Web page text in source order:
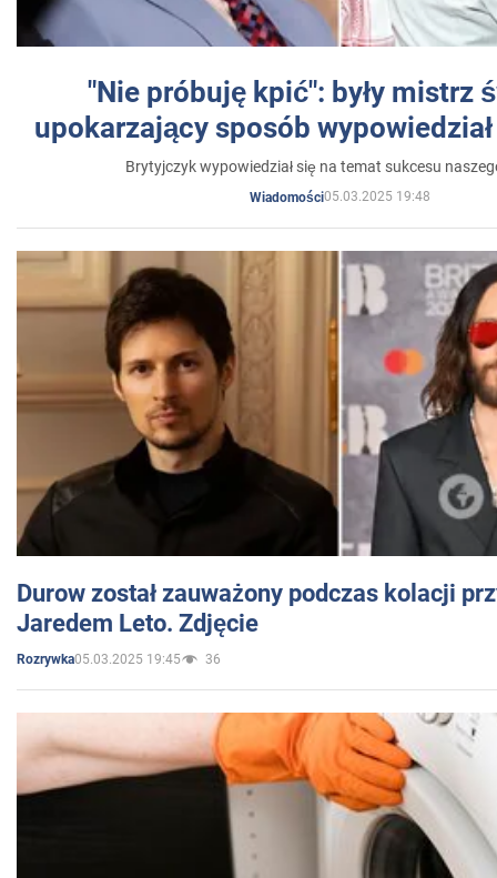
"Nie próbuję kpić": były mistrz
upokarzający sposób
Brytyjczyk wypowiedział się na temat sukcesu
Wiadomości05.03.2025 19:48
Durow został zauważony podczas kolacji
Jaredem Leto. Zdjęcie
Rozrywka05.03.2025 19:45 36